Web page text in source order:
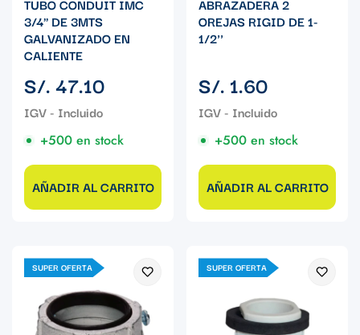
TUBO CONDUIT IMC
3/4" DE 3MTS
GALVANIZADO EN
CALIENTE
Precio
regular
S/. 47.10
+500 en stock
AÑADIR AL CARRITO
ABRAZADERA 2
OREJAS RIGID DE 1-
1/2''
Precio
regular
S/. 1.60
+500 en stock
AÑADIR AL CARRITO
SUPER OFERTA SUPER OFERTA